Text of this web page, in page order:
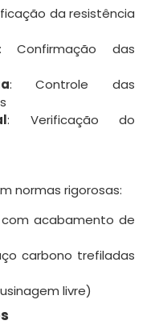
da resistência
: Confirmação das
: Controle das
: Verificação do
normas rigorosas:
com acabamento de
carbono trefiladas
livre)